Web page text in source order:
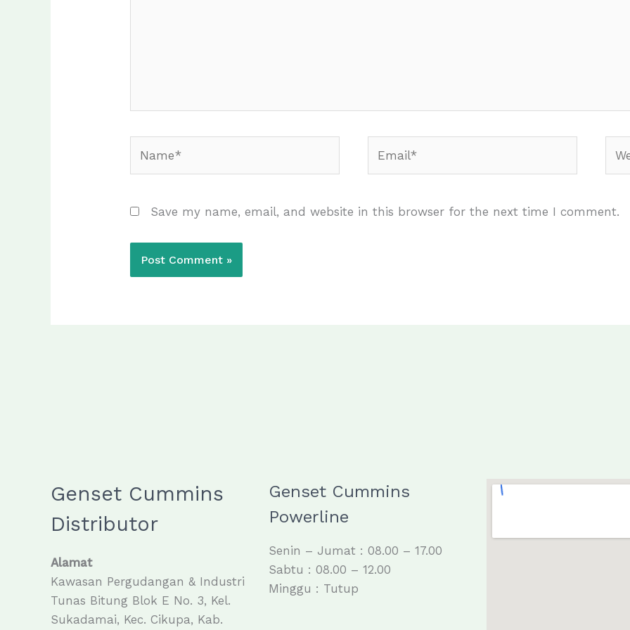
Save my name, email, and website in this browser for the next time I comment.
Genset Cummins
Distributor
Alamat
Kawasan Pergudangan & Industri
Tunas Bitung Blok E No. 3, Kel.
Sukadamai, Kec. Cikupa, Kab.
Genset Cummins
Powerline
Senin – Jumat : 08.00 – 17.00
Sabtu : 08.00 – 12.00
Minggu : Tutup